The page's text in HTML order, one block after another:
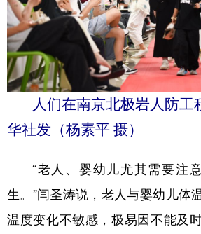
人们在南京北极岩人防工
华社发（杨素平 摄）
“老人、婴幼儿尤其需要注意
生。”闫圣涛说，老人与婴幼儿体
温度变化不敏感，极易因不能及